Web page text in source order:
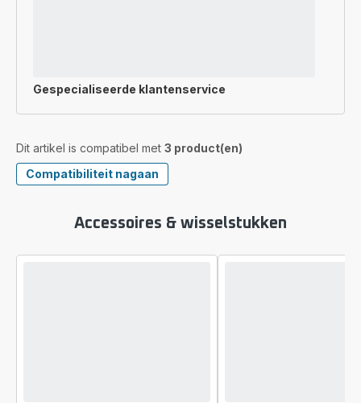
Gespecialiseerde klantenservice
Dit artikel is compatibel met 3 product(en)
Compatibiliteit nagaan
Accessoires & wisselstukken